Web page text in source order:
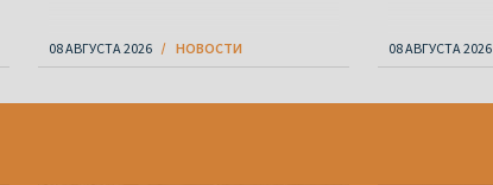
08 АВГУСТА 2026 НОВОСТИ 08 АВГУСТА 2026